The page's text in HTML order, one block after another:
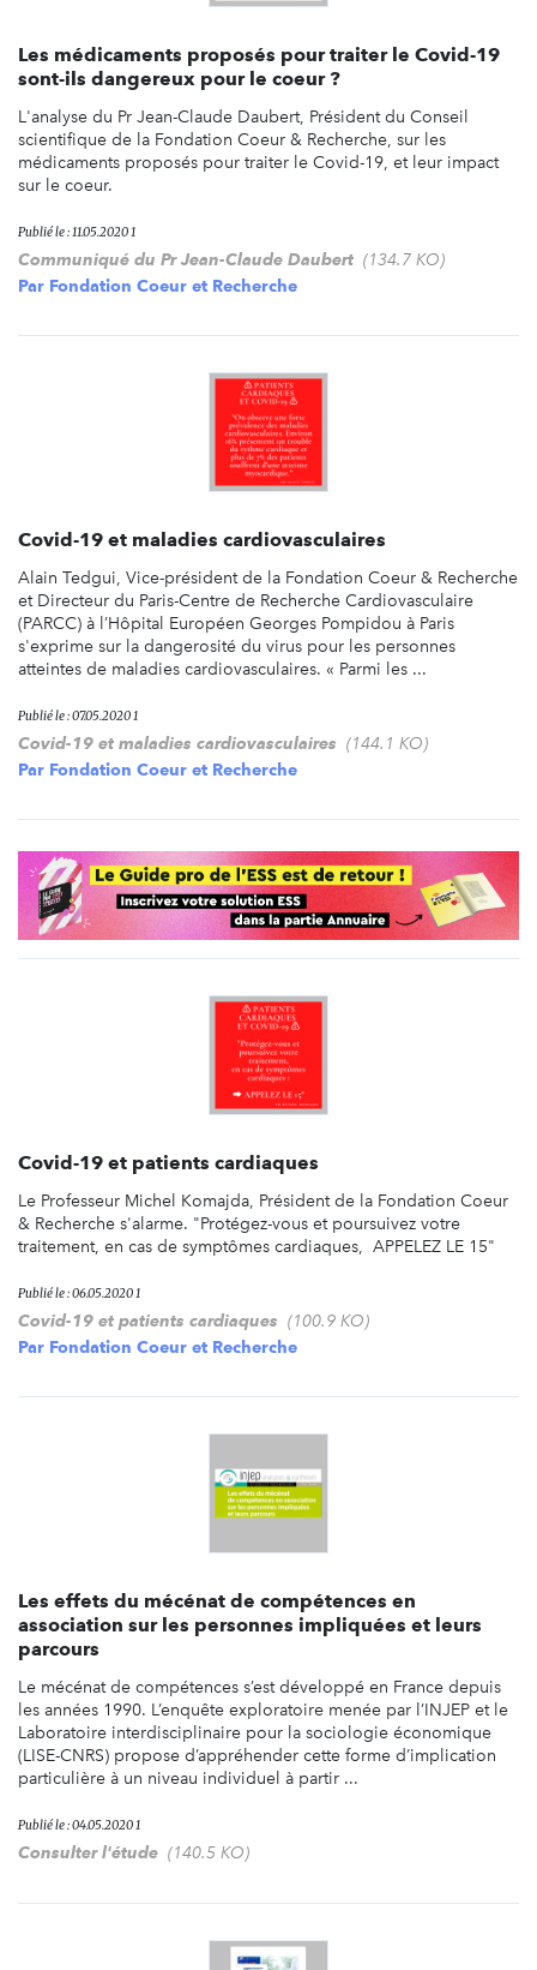
Les médicaments proposés pour traiter le Covid-19
sont-ils dangereux pour le coeur ?
L'analyse du Pr Jean-Claude Daubert, Président du Conseil
scientifique de la Fondation Coeur & Recherche, sur les
médicaments proposés pour traiter le Covid-19, et leur impact
sur le coeur.
Publié le : 11.05.2020 1
Communiqué du Pr Jean-Claude Daubert (134.7 KO)
Par Fondation Coeur et Recherche
Covid-19 et maladies cardiovasculaires
Alain Tedgui, Vice-président de la Fondation Coeur & Recherche
et Directeur du Paris-Centre de Recherche Cardiovasculaire
(PARCC) à l’Hôpital Européen Georges Pompidou à Paris
s'exprime sur la dangerosité du virus pour les personnes
atteintes de maladies cardiovasculaires. « Parmi les ...
Publié le : 07.05.2020 1
Covid-19 et maladies cardiovasculaires (144.1 KO)
Par Fondation Coeur et Recherche
Covid-19 et patients cardiaques
Le Professeur Michel Komajda, Président de la Fondation Coeur
& Recherche s'alarme. "Protégez-vous et poursuivez votre
traitement, en cas de symptômes cardiaques, APPELEZ LE 15"
Publié le : 06.05.2020 1
Covid-19 et patients cardiaques (100.9 KO)
Par Fondation Coeur et Recherche
Les effets du mécénat de compétences en
association sur les personnes impliquées et leurs
parcours
Le mécénat de compétences s’est développé en France depuis
les années 1990. L’enquête exploratoire menée par l’INJEP et le
Laboratoire interdisciplinaire pour la sociologie économique
(LISE-CNRS) propose d’appréhender cette forme d’implication
particulière à un niveau individuel à partir ...
Publié le : 04.05.2020 1
Consulter l'étude (140.5 KO)